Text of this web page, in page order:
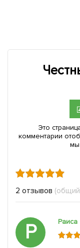
Это
комментарии
мы
2 отзывов
Р Раиса